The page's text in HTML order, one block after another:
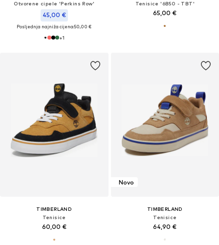
Otvorene cipele 'Perkins Row'
45,00 €
Posljednja najniža cijena:50,00 €
+1
Tenisice '6B50 - TBT'
65,00 €
TIMBERLAND
Tenisice
60,00 €
Novo
TIMBERLAND
Tenisice
64,90 €